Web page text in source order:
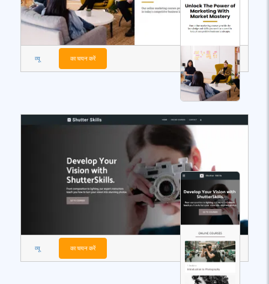
व्यू का चयन करें
व्यू का चयन करें